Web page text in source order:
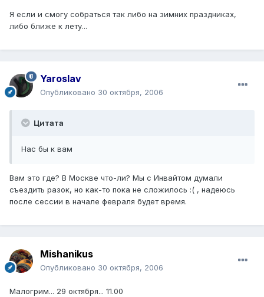
Я если и смогу собраться так либо на зимних праздниках,
либо ближе к лету...
Yaroslav
Опубликовано 30 октября, 2006
Цитата
Нас бы к вам
Вам это где? В Москве что-ли? Мы с Инвайтом думали
съездить разок, но как-то пока не сложилось :( , надеюсь
после сессии в начале февраля будет время.
Mishanikus
Опубликовано 30 октября, 2006
Малогрим... 29 октября... 11.00